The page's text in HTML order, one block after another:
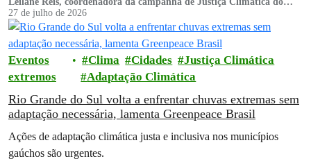
Greenpeace Brasil
27 de julho de 2026
Eventos
extremos
Clima Cidades
Justiça Climática
Adaptação Climática
Rio Grande do Sul volta a enfrentar chuvas extremas sem
adaptação necessária, lamenta Greenpeace Brasil
Ações de adaptação climática justa e inclusiva nos municípios
gaúchos são urgentes.